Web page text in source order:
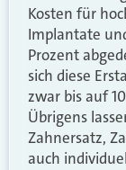
Kosten für
Implantate
Prozent
sich diese
zwar bis auf
Übrigens
Zahnersatz,
auch